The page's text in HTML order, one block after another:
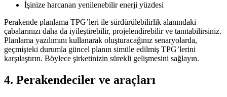
İşinize harcanan yenilenebilir enerji yüzdesi
Perakende planlama TPG’leri ile sürdürülebilirlik alanındaki
çabalarınızı daha da iyileştirebilir, projelendirebilir ve tanıtabilirsiniz.
Planlama yazılımını kullanarak oluşturacağınız senaryolarda,
geçmişteki durumla güncel planın simüle edilmiş TPG’lerini
karşılaştırın. Böylece şirketinizin sürekli gelişmesini sağlayın.
4. Perakendeciler ve araçları